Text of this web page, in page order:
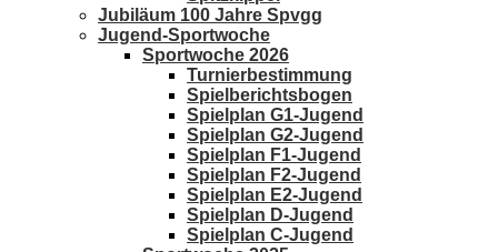
Jubiläum 100 Jahre Spvgg
Jugend-Sportwoche
Sportwoche 2026
Turnierbestimmung
Spielberichtsbogen
Spielplan G1-Jugend
Spielplan G2-Jugend
Spielplan F1-Jugend
Spielplan F2-Jugend
Spielplan E2-Jugend
Spielplan D-Jugend
Spielplan C-Jugend